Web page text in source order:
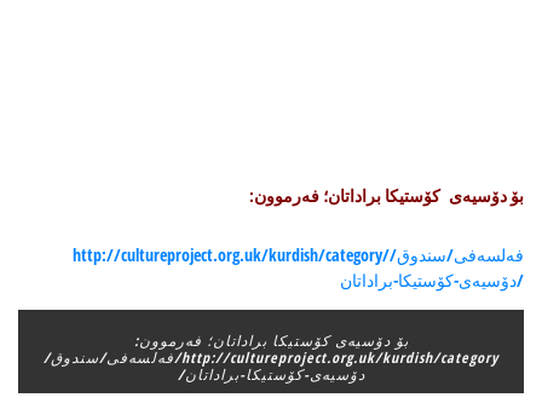
بۆ دۆسیه‌ی کۆستیکا براداتان؛ فه‌رموون:
http://cultureproject.org.uk/kurdish/category/فه‌لسه‌فی/سندوق/
دۆسیه‌ی-کۆستیکا-براداتان/
بۆ دۆسیه‌ی کۆستیکا براداتان؛ فه‌رموون:
http://cultureproject.org.uk/kurdish/category/فه‌لسه‌فی/سندوق/
دۆسیه‌ی-کۆستیکا-براداتان/